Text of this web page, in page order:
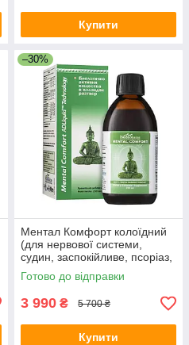
Купити
–30%
Ментал Комфорт колоїдний
(для нервової системи,
судин, заспокійливе, псоріаз,
нормалізує сон, пам'ять,
концентрація уваги, стрес)
Готово до відправки
3 990 ₴ 5 700 ₴
Купити